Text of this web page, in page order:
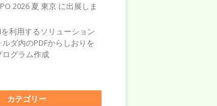
2026 夏 東京 に出展しま
利用するソリューション
ダ内のPDFからしおりを
グラム作成
カテゴリー